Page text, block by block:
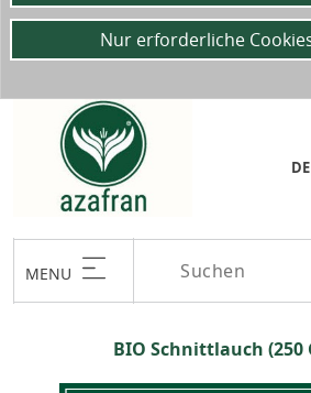
DE
MENU
BIO Schnittlauch (250
Nur erforderliche